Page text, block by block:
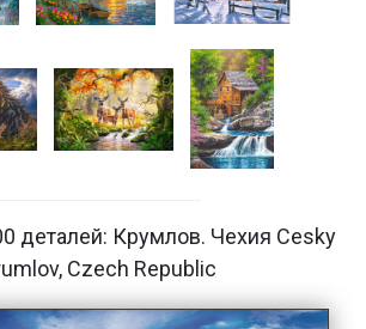
деталей: Крумлов. Чехия Cesky
Czech Republic